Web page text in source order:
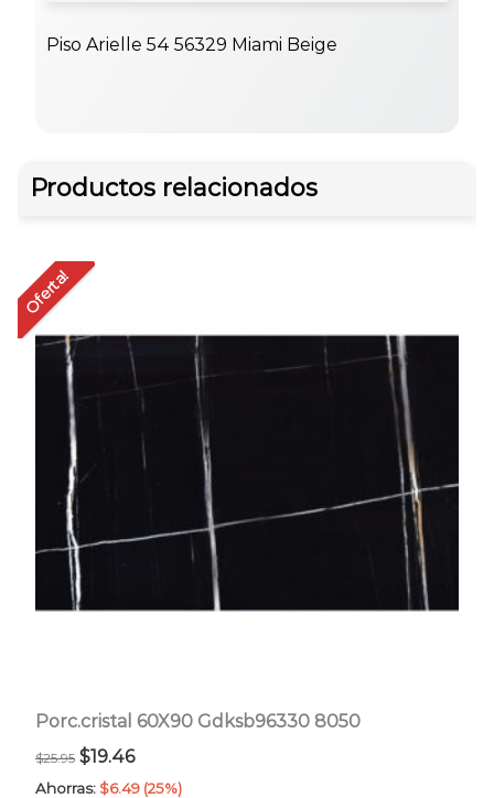
Piso Arielle 54 56329 Miami Beige
Productos relacionados
Oferta!
Porc.cristal 60X90 Gdksb96330 8050
$25.95 El
precio
$19.46El
precio
Ahorras: $6.49 (25%)